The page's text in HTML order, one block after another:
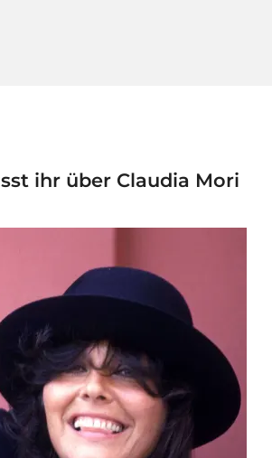
ihr über Claudia Mori